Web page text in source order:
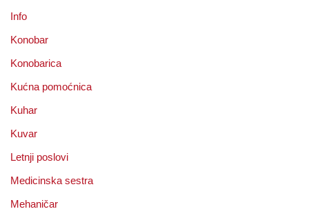
Info
Konobar
Konobarica
Kućna pomoćnica
Kuhar
Kuvar
Letnji poslovi
Medicinska sestra
Mehaničar